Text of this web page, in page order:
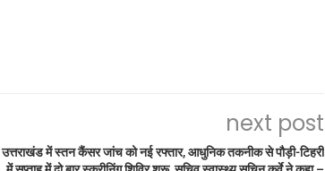
next post
उत्तराखंड में स्तन कैंसर जांच को नई रफ्तार, आधुनिक तकनीक से पौड़ी-टिहरी